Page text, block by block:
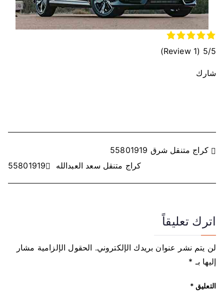
5/5
(1 Review)
شارك
ت
ح
ا
ل
م
كراج متنقل شرق 55801919
كراج متنقل سعد العبدالله 55801919
اترك تعليقاً
لن يتم نشر عنوان بريدك الإلكتروني. الحقول الإلزامية مشار
إليها بـ *
التعليق *